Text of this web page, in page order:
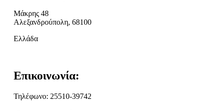
Μάκρης 48
Αλεξανδρούπολη, 68100
Ελλάδα
Επικοινωνία:
Τηλέφωνο: 25510-39742